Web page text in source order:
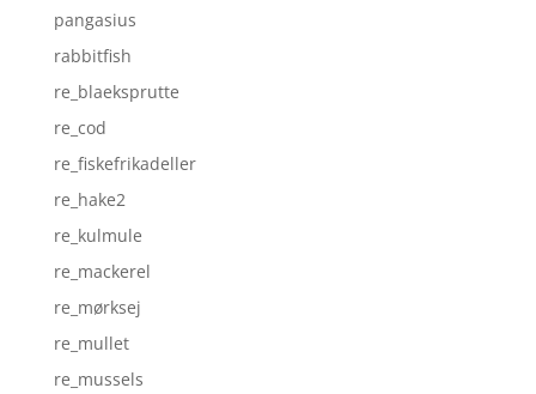
pangasius
rabbitfish
re_blaeksprutte
re_cod
re_fiskefrikadeller
re_hake2
re_kulmule
re_mackerel
re_mørksej
re_mullet
re_mussels